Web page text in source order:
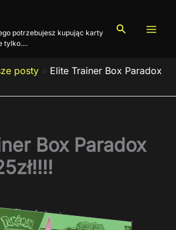
potrzebujesz kupując karty
tylko....
Szukaj
posty » Elite Trainer Box Paradox
Box Paradox